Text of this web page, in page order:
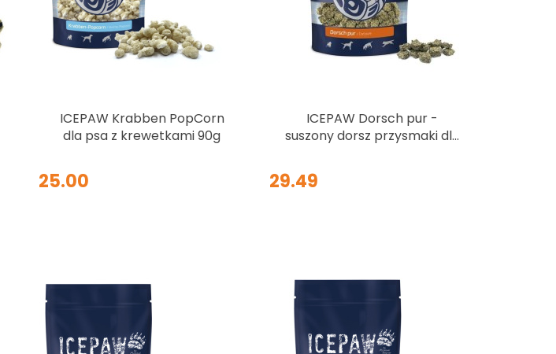
ICEPAW Krabben PopCorn
dla psa z krewetkami 90g
25.00
Produkt niedostępny
ICEPAW Dorsch pur -
suszony dorsz przysmaki dla
29.49